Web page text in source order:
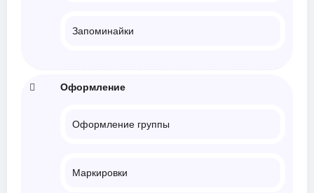
Запоминайки
Оформление
Оформление группы
Маркировки